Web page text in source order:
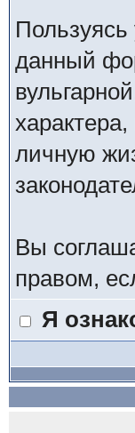
данный
личную
Вы
правом,
Я